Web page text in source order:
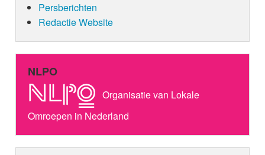
Persberichten
Redactie Website
NLPO
Organisatie van Lokale
Omroepen in Nederland